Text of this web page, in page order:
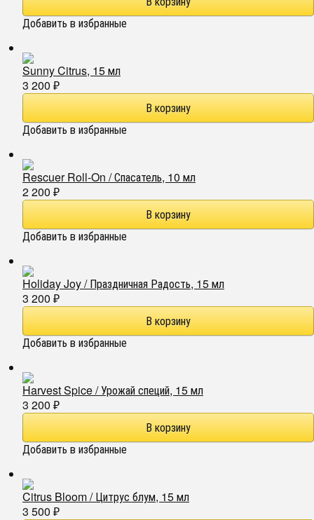
Добавить в избранные
Sunny Citrus, 15 мл
3 200 ₽
Добавить в избранные
Rescuer Roll-On / Спасатель, 10 мл
2 200 ₽
Добавить в избранные
Holiday Joy / Праздничная Радость, 15 мл
3 200 ₽
Добавить в избранные
Harvest Spice / Урожай специй, 15 мл
3 200 ₽
Добавить в избранные
Citrus Bloom / Цитрус блум, 15 мл
3 500 ₽